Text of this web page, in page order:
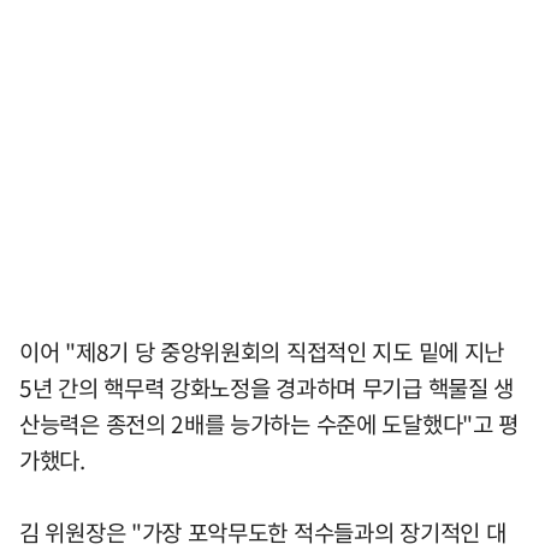
이어 "제8기 당 중앙위원회의 직접적인 지도 밑에 지난
5년 간의 핵무력 강화노정을 경과하며 무기급 핵물질 생
산능력은 종전의 2배를 능가하는 수준에 도달했다"고 평
가했다.
김 위원장은 "가장 포악무도한 적수들과의 장기적인 대